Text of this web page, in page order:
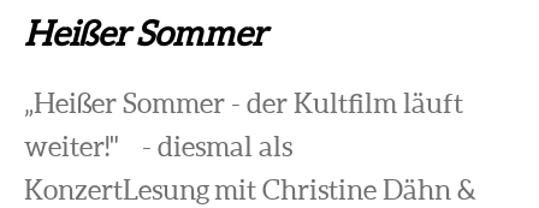
Heißer Sommer
„Heißer Sommer - der Kultfilm läuft
weiter!" - diesmal als
KonzertLesung mit Christine Dähn &